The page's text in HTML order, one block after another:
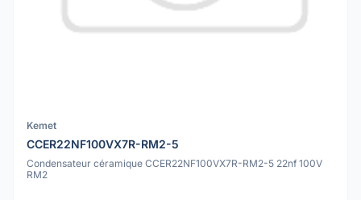
Kemet
CCER22NF100VX7R-RM2-5
Condensateur céramique CCER22NF100VX7R-RM2-5 22nf 100V
RM2